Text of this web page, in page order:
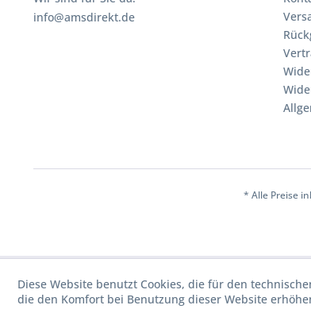
info@amsdirekt.de
* Alle Preise
Diese Website benutzt Cookies, die für den
die den Komfort bei Benutzung dieser Website